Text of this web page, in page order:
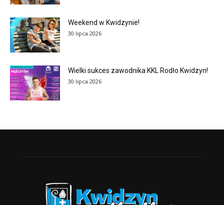
Weekend w Kwidzynie!
30 lipca 2026
Wielki sukces zawodnika KKL Rodło Kwidzyn!
30 lipca 2026